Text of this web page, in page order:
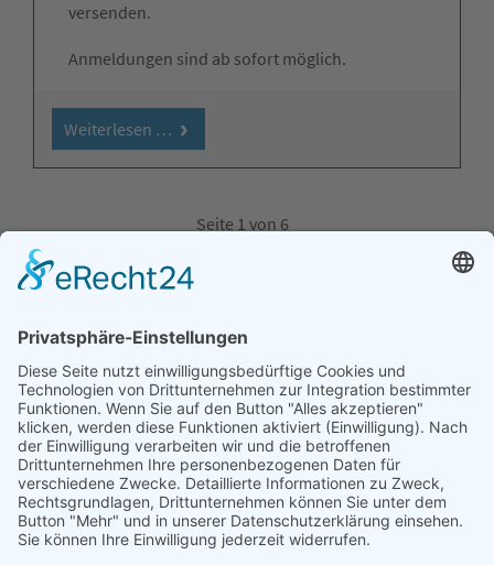
versenden.
Anmeldungen sind ab sofort möglich.
Weiterlesen …
Seite 1 von 6
4
Kontakt Datenschutz Impressum